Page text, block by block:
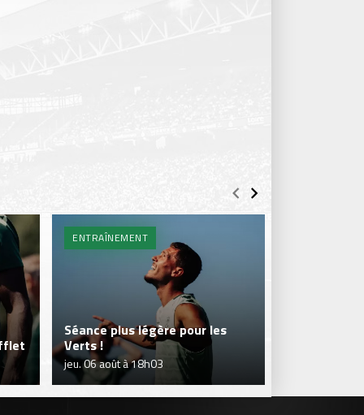
ENTRAÎNEMENT
Séance plus légère pour les
Verts !
jeu. 06 août à 18h03